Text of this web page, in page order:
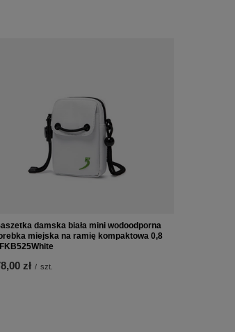
damska biała mini wodoodporna
miejska na ramię kompaktowa 0,8
l FKB525White
zł / szt.